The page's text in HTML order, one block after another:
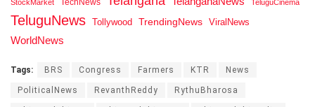
StockMarket TeluguCinema
TeluguNews Tollywood TrendingNews ViralNews
WorldNews
Tags: BRS Congress Farmers KTR News
PoliticalNews RevanthReddy RythuBharosa